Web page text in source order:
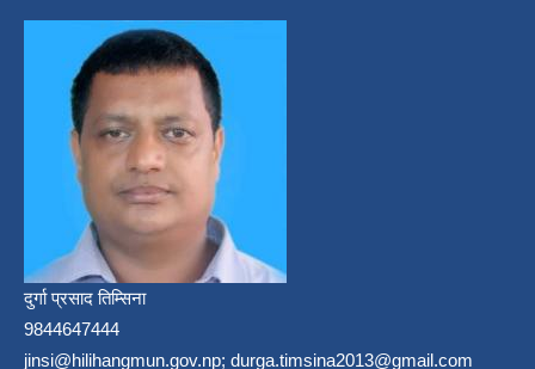
दुर्गा प्रसाद तिम्सिना
9844647444
jinsi@hilihangmun.gov.np; durga.timsina2013@gmail.com